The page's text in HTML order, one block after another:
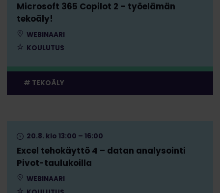
Microsoft 365 Copilot 2 – työelämän
tekoäly!
WEBINAARI
KOULUTUS
TEKOÄLY
Excel tehokäyttö 4 – datan analysointi
Pivot-taulukoilla
20.8. klo 13:00 – 16:00
WEBINAARI